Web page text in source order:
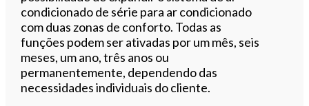
condicionado de série para ar condicionado
com duas zonas de conforto. Todas as
funções podem ser ativadas por um mês, seis
meses, um ano, três anos ou
permanentemente, dependendo das
necessidades individuais do cliente.